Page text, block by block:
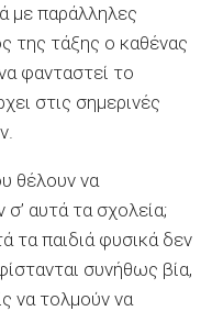
με παράλληλες
της τάξης ο καθένας
φανταστεί το
στις σημερινές
θέλουν να
αυτά τα σχολεία;
τα παιδιά φυσικά δεν
συνήθως βία,
να τολμούν να